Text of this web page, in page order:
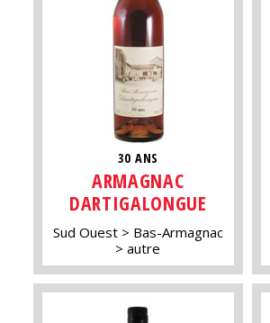
30 ANS
ARMAGNAC
DARTIGALONGUE
Sud Ouest
Bas-Armagnac
autre